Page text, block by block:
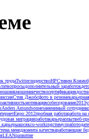
трудаTwitterлидерствоHPСтивен Кови
вопросыдополнительный заработок
мошенничествосертификация
Стив Джобсфото в резюме
мотивациясобеседование2013
Anders Amundsonнезаменимый сотрудник
Евро 2012пробная работаработа на
миграцияработакарьераопытвеб-
карьерыкосякco-workingстимул
менеджмента качестваработающие
LEANразвитие